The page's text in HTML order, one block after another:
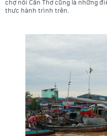
chợ nổi Cần Thơ cũng là những
thưc hành trình trên.